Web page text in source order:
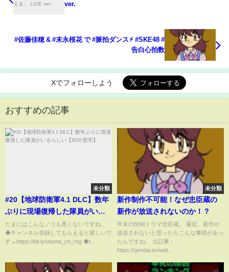
ver.
#佐藤佳穂 & #末永桜花 で #脈拍ダンス⚡︎ #SKE48 #
告白心拍数
Xでフォローしよう
おすすめの記事
未分類
#20【地球防衛軍4.1 DLC】数年
ぶりに現場復帰した隊員がいる
らしい【M20.堅牢】
たまにはこんなノリも悪くないですね。
◆チャンネル登録してもらえると嬉しいで
す→https://bit.ly/otama_ch_reg ◆t...
未分類
新作制作不可能！なぜ忠臣蔵の
新作が放送されないのか！？
年末の恒例ドラマ忠臣蔵。 最近、新作が
放送されないと思ったらこんな事情があっ
たんですね。 元記事：
https://gendai.ismedi...